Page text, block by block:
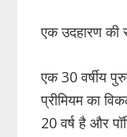
एक उदहारण
एक 30 वर्षीय
प्रीमियम का
20 वर्ष है और